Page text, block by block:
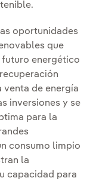
oportunidades
que
energético
de energía
inversiones y se
para la
consumo limpio
la
capacidad para